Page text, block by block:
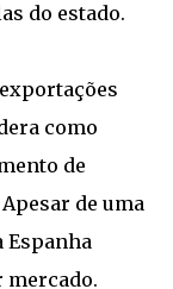
do estado.
como
de
de uma
Espanha
mercado.